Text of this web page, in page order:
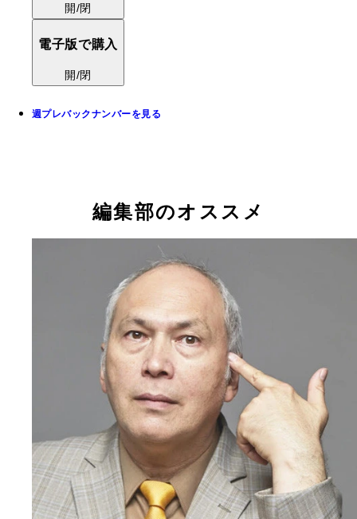
開/閉
電子版で購入
開/閉
週プレバックナンバーを見る
編集部のオススメ